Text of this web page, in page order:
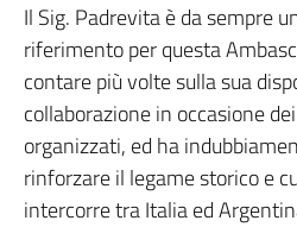
Il Sig. Padrevita è da sempre
riferimento per questa
contare più volte sulla sua
collaborazione in occasione
organizzati, ed ha
rinforzare il legame storico e
intercorre tra Italia ed